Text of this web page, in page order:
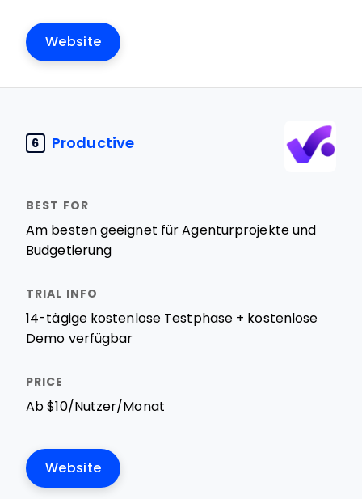
Website
6 Productive
Am besten geeignet für Agenturprojekte und
Budgetierung
14-tägige kostenlose Testphase + kostenlose
Demo verfügbar
Ab $10/Nutzer/Monat
Website